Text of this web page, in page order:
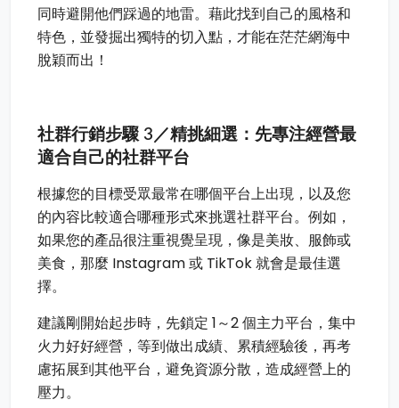
同時避開他們踩過的地雷。藉此找到自己的風格和
特色，並發掘出獨特的切入點，才能在茫茫網海中
脫穎而出！
社群行銷步驟 3／精挑細選：先專注經營最
適合自己的社群平台
根據您的目標受眾最常在哪個平台上出現，以及您
的內容比較適合哪種形式來挑選社群平台。例如，
如果您的產品很注重視覺呈現，像是美妝、服飾或
美食，那麼 Instagram 或 TikTok 就會是最佳選
擇。
建議剛開始起步時，先鎖定 1～2 個主力平台，集中
火力好好經營，等到做出成績、累積經驗後，再考
慮拓展到其他平台，避免資源分散，造成經營上的
壓力。